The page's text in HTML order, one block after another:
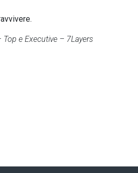
e Executive – 7Layers